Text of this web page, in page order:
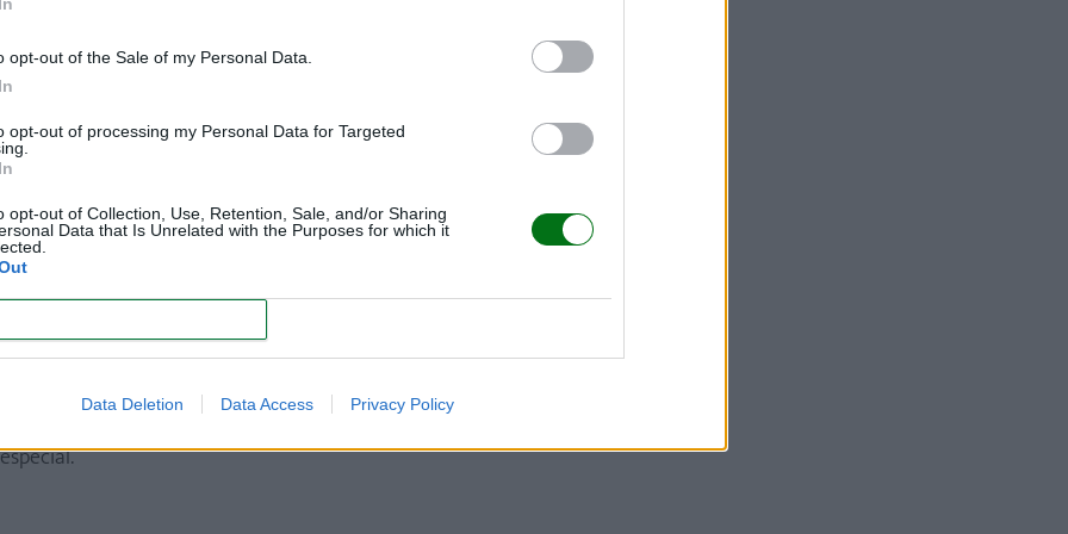
opt-out of the Sale of my Personal Data.
opt-out of processing my Personal Data for Targeted
opt-out of Collection, Use, Retention, Sale, and/or Sharing
Data that Is Unrelated with the Purposes for which it
Data Deletion Data Access Privacy Policy
recién nacido
durante los primeros meses de vida el bebé se ensucia a menudo y es
(de algodón en verano y de lana en invierno), sabanitas, mantitas
adquirir alguna prenda más formal si un día van a celebrar algo o,